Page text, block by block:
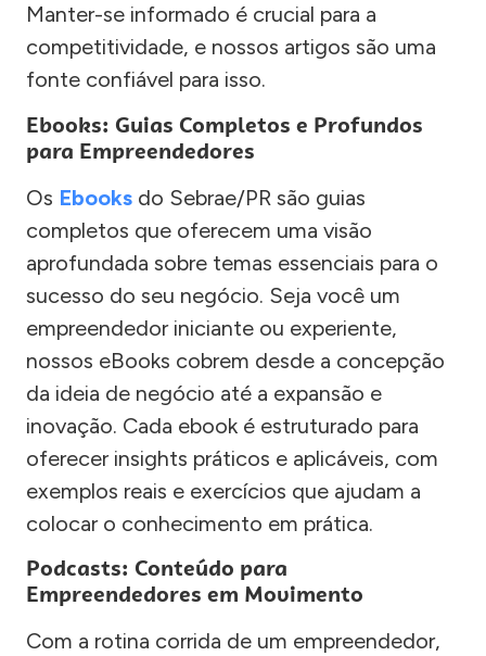
Manter-se informado é crucial para a
competitividade, e nossos artigos são uma
fonte confiável para isso.
Ebooks: Guias Completos e Profundos
para Empreendedores
Os Ebooks do Sebrae/PR são guias
completos que oferecem uma visão
aprofundada sobre temas essenciais para o
sucesso do seu negócio. Seja você um
empreendedor iniciante ou experiente,
nossos eBooks cobrem desde a concepção
da ideia de negócio até a expansão e
inovação. Cada ebook é estruturado para
oferecer insights práticos e aplicáveis, com
exemplos reais e exercícios que ajudam a
colocar o conhecimento em prática.
Podcasts: Conteúdo para
Empreendedores em Movimento
Com a rotina corrida de um empreendedor,